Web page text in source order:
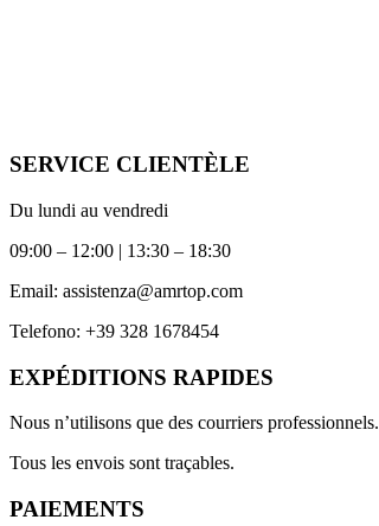
SERVICE CLIENTÈLE
Du lundi au vendredi
09:00 – 12:00 | 13:30 – 18:30
Email: assistenza@amrtop.com
Telefono: +39 328 1678454
EXPÉDITIONS RAPIDES
Nous n’utilisons que des courriers professionnels.
Tous les envois sont traçables.
PAIEMENTS